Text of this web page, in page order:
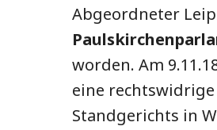
Abgeordneter
worden. Am
eine
Standgerichts in